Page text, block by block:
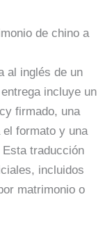
de chino a
al inglés de un
incluye un
firmado, una
formato y una
traducción
incluidos
matrimonio o